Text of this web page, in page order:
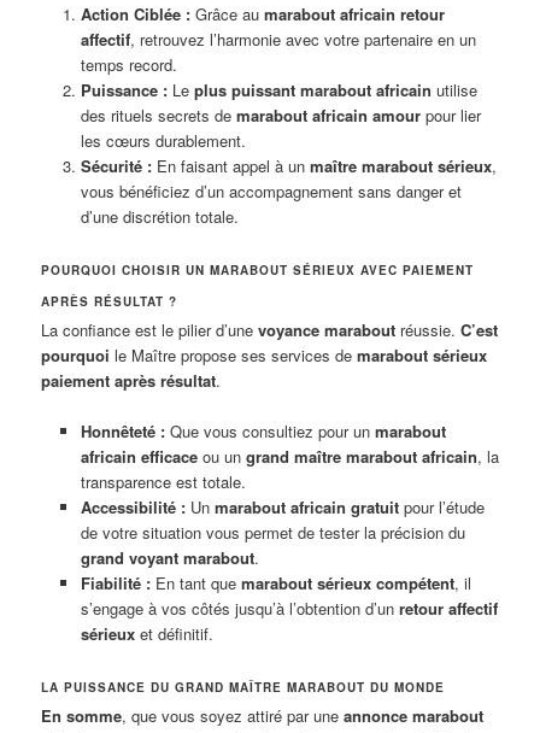
Action Ciblée :Grâce au marabout africain retour
affectif, retrouvez l’harmonie avec votre partenaire en un
temps record.
Puissance :Le plus puissant marabout africain utilise
des rituels secrets de marabout africain amourpour lier
les cœurs durablement.
Sécurité :En faisant appel à un maître marabout sérieux,
vous bénéficiez d’un accompagnement sans danger et
d’une discrétion totale.
POURQUOI CHOISIR UN MARABOUT SÉRIEUX AVEC PAIEMENT
APRÈS RÉSULTAT ?
La confiance est le pilier d’unevoyance marabout réussie.C’est
pourquoi le Maître propose ses services demarabout sérieux
paiement après résultat.
Honnêteté :Que vous consultiez pour un marabout
africain efficaceou un grand maître marabout africain, la
transparence est totale.
Accessibilité :Un marabout africain gratuitpour l’étude
de votre situation vous permet de tester la précision du
grand voyant marabout.
Fiabilité :En tant que marabout sérieux compétent, il
s’engage à vos côtés jusqu’à l’obtention d’un retour affectif
sérieuxet définitif.
LA PUISSANCE DU GRAND MAÎTRE MARABOUT DU MONDE
En somme, que vous soyez attiré par uneannonce marabout